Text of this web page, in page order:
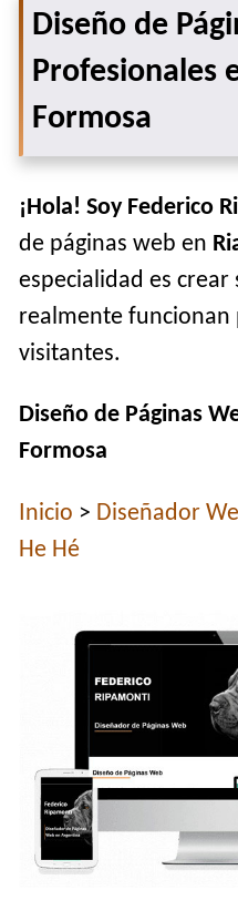
Diseño de
Profesionales
Formosa
¡Hola! Soy Federico
de páginas web en
especialidad es
realmente funcionan
visitantes.
Diseño de Páginas
Formosa
Inicio > Diseñador
He Hé